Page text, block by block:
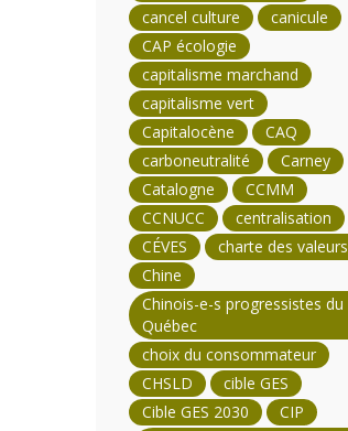
cancel culture
canicule
CAP écologie
capitalisme marchand
capitalisme vert
Capitalocène
CAQ
carboneutralité
Carney
Catalogne
CCMM
CCNUCC
centralisation
CÉVES
charte des valeurs
Chine
Chinois-e-s progressistes du
Québec
choix du consommateur
CHSLD
cible GES
Cible GES 2030
CIP